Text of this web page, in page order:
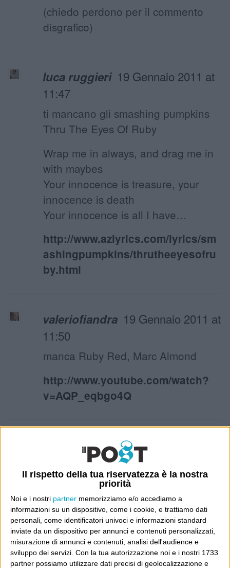
Il rispetto della tua riservatezza è la nostra
priorità
Noi e i nostri partner memorizziamo e/o accediamo a
informazioni su un dispositivo, come i cookie, e trattiamo dati
personali, come identificatori univoci e informazioni standard
inviate da un dispositivo per annunci e contenuti personalizzati,
misurazione di annunci e contenuti, analisi dell'audience e
sviluppo dei servizi. Con la tua autorizzazione noi e i nostri 1733
partner possiamo utilizzare dati precisi di geolocalizzazione e
(chiedo perdono per il commento
disgrafico)
luca ruggieri 19 Gennaio 2011 at
11:47
ti mancano gli smashing pumpkins
Thru The Eyes Of Ruby
Wrap me in always, and drag me in
with maybes
Your innocence is treasure, your
innocence is death
Your innocence is all I have…
http://www.azlyrics.com/lyrics/sm
ashingpumpkins/thrutheeyesofru
by.html
valeriofiandra 19 Gennaio 2011 at
11:50
manca Ruby Red, Marc Almond
http://www.youtube.com/watch?
v=AQP_eqbgo4Q
giuseppe c f 19 Gennaio 2011 at
Ciao Luca,
Porto Ruby.
Vinho produzido de castas
recomendadas para a Região
Demarcada do Douro. São vinhos